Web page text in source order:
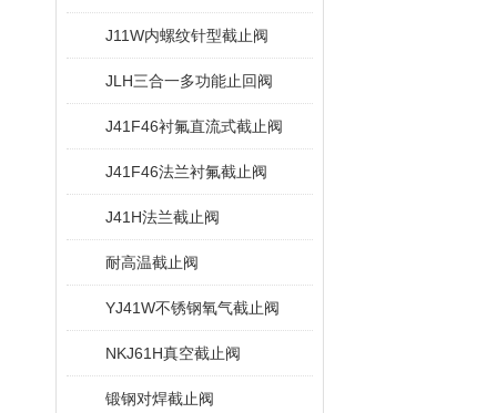
J11W内螺纹针型截止阀
JLH三合一多功能止回阀
J41F46衬氟直流式截止阀
J41F46法兰衬氟截止阀
J41H法兰截止阀
耐高温截止阀
YJ41W不锈钢氧气截止阀
NKJ61H真空截止阀
锻钢对焊截止阀